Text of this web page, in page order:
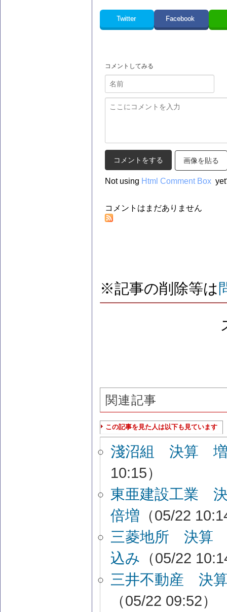
Twitter Facebook
コメントしてみる
画像を貼る
Not using Html Comment Box
コメントはまだありません
※記事の削除等は
関連記事
この記事を見た人は以下も見ています
淺沼組 決算 増
10:15）
東亜建設工業
倍増 （05/22
三菱地所 決算
込み （05/22
三井不動産 決
（05/22 09:52）